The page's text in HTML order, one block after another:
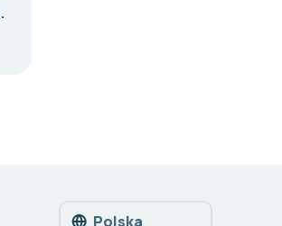
.
Polska